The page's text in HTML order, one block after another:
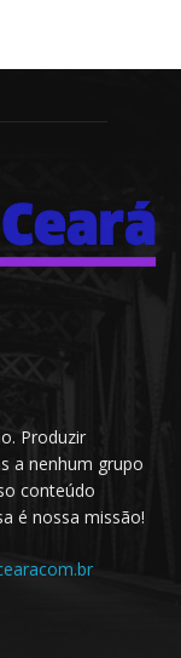
Produzir
a nenhum grupo
conteúdo
é nossa missão!